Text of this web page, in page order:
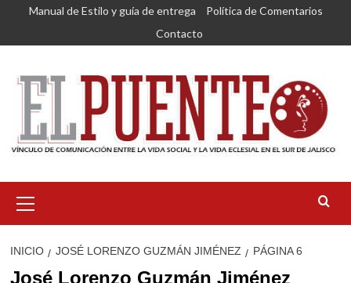
Saltar
contenido
Manual de Estilo y guía de entrega
Política de Comentarios
Contacto
primario
INICIO JOSÉ LORENZO GUZMÁN JIMÉNEZ PÁGINA 6
José Lorenzo Guzmán Jiménez